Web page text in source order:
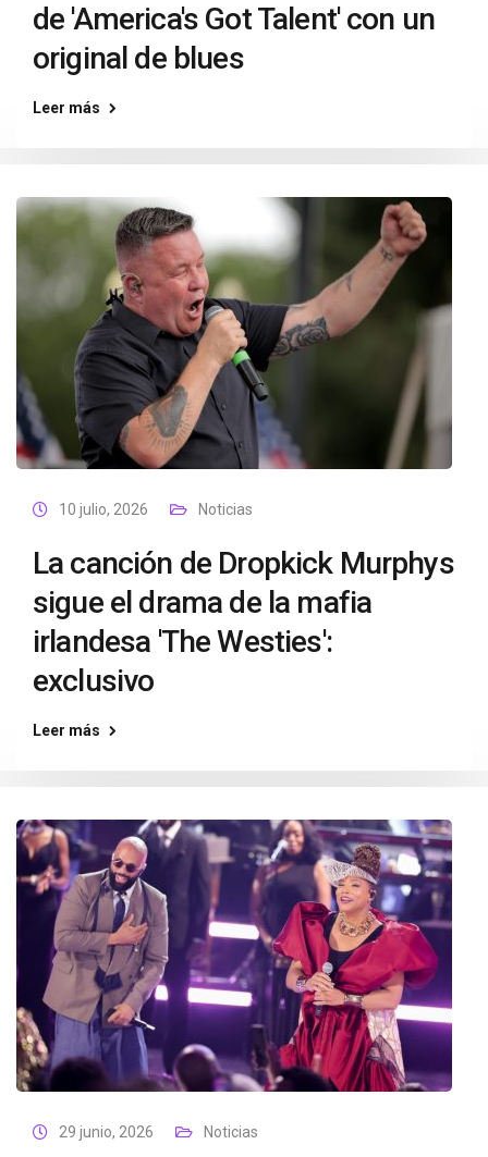
de 'America's Got Talent' con un
original de blues
Leer más
10 julio, 2026 Noticias
La canción de Dropkick Murphys
sigue el drama de la mafia
irlandesa 'The Westies':
exclusivo
Leer más
29 junio, 2026 Noticias